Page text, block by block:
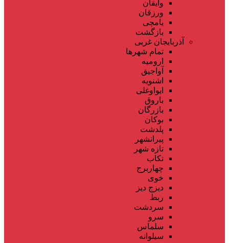
وایقان
ورزقان
یامچی
بازگشت
آذربایجان غربی
تمام شهر‌ها
ارومیه
آواجیق
اشنویه
ایواوغلی
باروق
بازرگان
بوکان
پلدشت
پیرانشهر
تازه شهر
تکاب
چهاربرج
خوی
دیزج دیز
ربط
سردشت
سرو
سلماس
سیلوانه